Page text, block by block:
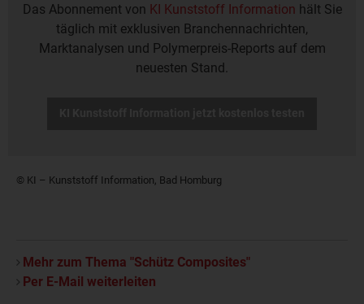
Das Abonnement von KI Kunststoff Information hält Sie
täglich mit exklusiven Branchennachrichten,
Marktanalysen und Polymerpreis-Reports auf dem
neuesten Stand.
© KI – Kunststoff Information, Bad Homburg
Mehr zum Thema "Schütz Composites"
Per E-Mail weiterleiten